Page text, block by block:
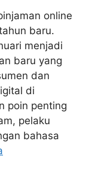
online
baru.
menjadi
baru yang
dan
di
poin penting
pelaku
bahasa